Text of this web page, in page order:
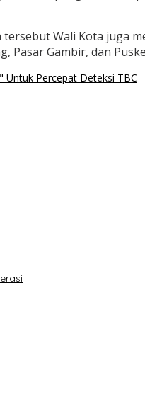
Wali Kota juga
Pasar Gambir, dan
Untuk Percepat Deteksi TBC